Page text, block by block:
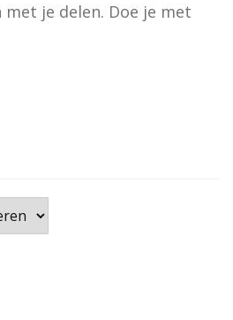
met je delen. Doe je met